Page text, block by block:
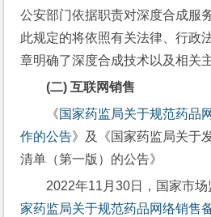
公安部门依据职责对深度合成服
此规定的将依照有关法律、行政
章明确了深度合成技术以及相关
(二) 互联网销售
《国家药监局关于规范药品
作的公告》及《国家药监局关于
清单（第一版）的公告》
2022年11月30日，国家市
家药监局关于规范药品网络销售